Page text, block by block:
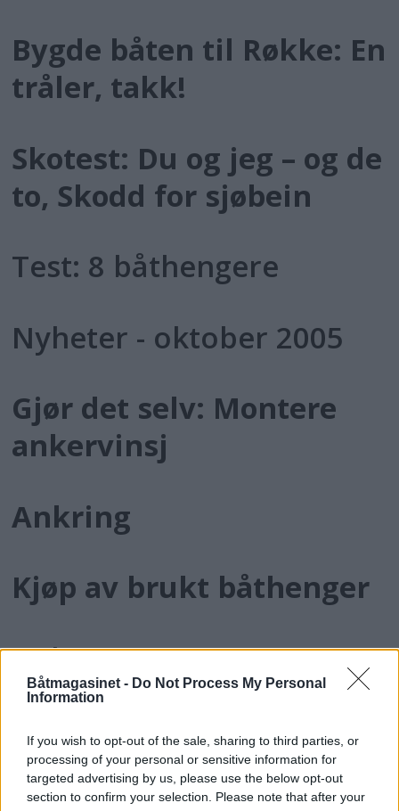
Båtmagasinet - Do Not Process My Personal
Information
If you wish to opt-out of the sale, sharing to third parties, or
processing of your personal or sensitive information for
targeted advertising by us, please use the below opt-out
section to confirm your selection. Please note that after your
Bygde båten til Røkke: En
tråler, takk!
Skotest: Du og jeg – og de
to, Skodd for sjøbein
Test: 8 båthengere
Nyheter - oktober 2005
Gjør det selv: Montere
ankervinsj
Ankring
Kjøp av brukt båthenger
Nyheter
Kjør trygt med tilhenger
Ugo Baravalle: Med sans